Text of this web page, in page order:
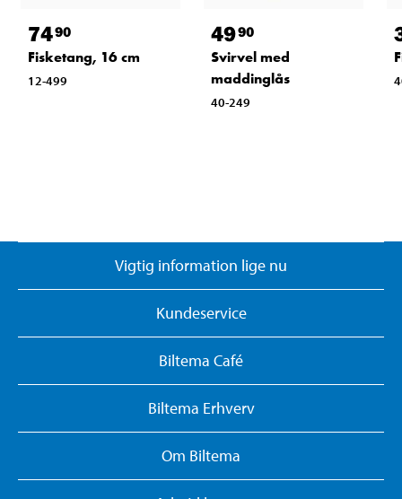
7490
Fisketang, 16 cm
12-499
4990
Svirvel med
maddinglås
40-249
Vigtig information lige nu
Kundeservice
Biltema Café
Biltema Erhverv
Om Biltema